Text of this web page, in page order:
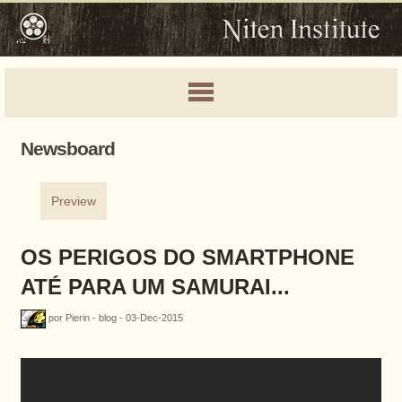
Newsboard
Preview
OS PERIGOS DO SMARTPHONE
ATÉ PARA UM SAMURAI...
por Pierin - blog - 03-Dec-2015